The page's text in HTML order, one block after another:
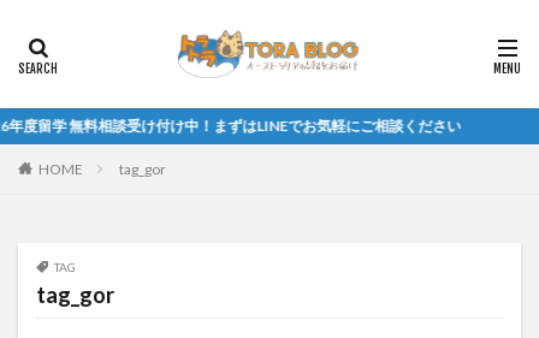
留学 無料相談受け付け中！まずはLINEでお気軽にご相談ください
HOME tag_gor
TAG
tag_gor